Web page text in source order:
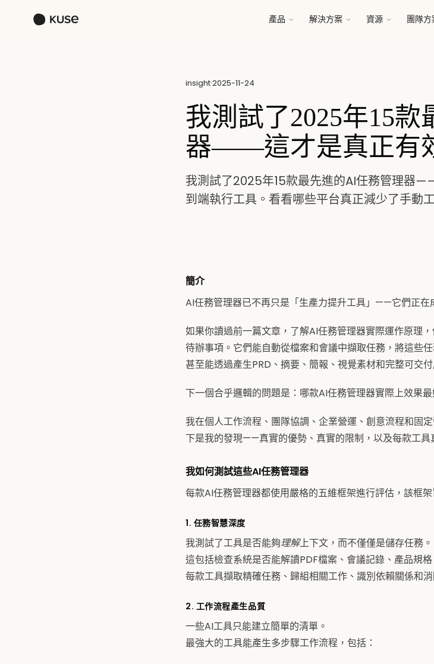
產品 解決方案 資源 團隊方
insight·2025-11-24
我測試了2025年15
器——這才是真正有
我測試了2025年15款最先進的AI任務管理器
到端執行工具。看看哪些平台真正減少了手動
簡介
AI任務管理器已不再只是「生產力提升工具」——它們正在
如果你讀過前一篇文章，了解AI任務管理器實際運作原理
待辦事項。它們能自動從檔案和會議中擷取任務，將這些
甚至能透過產生PRD、摘要、簡報、視覺素材和完整可交
下一個合乎邏輯的問題是：哪款AI任務管理器實際上效果最
我在個人工作流程、團隊協調、企業營運、創意流程和固
下是我的發現——真實的優勢、真實的限制，以及每款工具
我如何測試這些AI任務管理器
每款AI任務管理器都使用嚴格的五維框架進行評估，該框
1. 任務智慧深度
我測試了工具是否能夠理解上下文，而不僅僅是儲存任務。
這包括檢查系統是否能解讀PDF檔案、會議記錄、產品規
每款工具擷取精確任務、歸組相關工作、識別依賴關係和
2. 工作流程產生品質
一些AI工具只能建立簡單的清單。
最強大的工具能產生多步驟工作流程，包括：